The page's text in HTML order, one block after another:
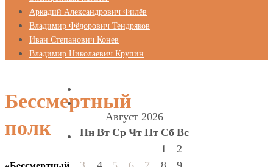
Аркадий Александрович Филёв
Владимир Фёдорович Тендряков
Иван Степанович Конев
Владимир Николаевич Крупин
Бессмертный
полк
Август 2026
Пн Вт Ср Чт Пт Сб Вс
1
2